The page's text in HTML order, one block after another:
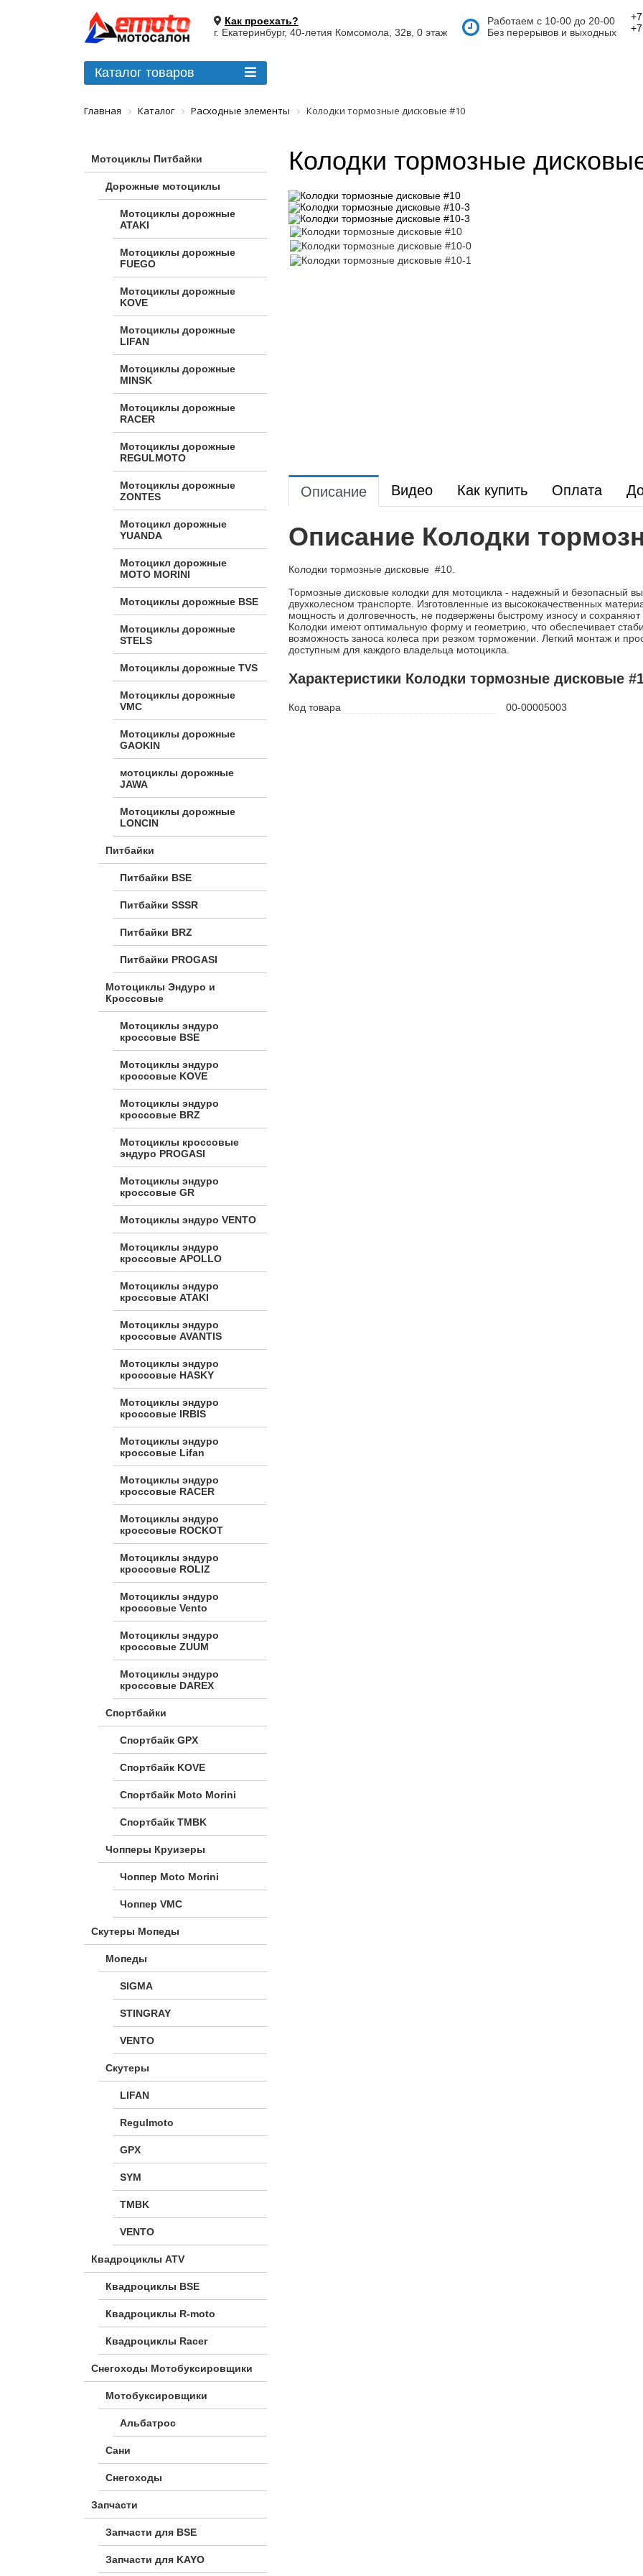
Как проехать?
г. Екатеринбург, 40-летия Комсомола, 32в, 0 этаж
Работаем с 10-00 до 20-00
Без перерывов и выходных
Каталог товаров
Главная Каталог Расходные элементы Колодки тормозные дисковые #10
Мотоциклы Питбайки
Дорожные мотоциклы
Мотоциклы дорожные
ATAKI
Мотоциклы дорожные
FUEGO
Мотоциклы дорожные
KOVE
Мотоциклы дорожные
LIFAN
Мотоциклы дорожные
MINSK
Мотоциклы дорожные
RACER
Мотоциклы дорожные
REGULMOTO
Мотоциклы дорожные
ZONTES
Мотоцикл дорожные
YUANDA
Мотоцикл дорожные
МОТО MORINI
Мотоциклы дорожные BSE
Мотоциклы дорожные
STELS
Мотоциклы дорожные TVS
Мотоциклы дорожные
VMC
Мотоциклы дорожные
GAOKIN
мотоциклы дорожные
JAWA
Мотоциклы дорожные
LONCIN
Питбайки
Питбайки BSE
Питбайки SSSR
Питбайки BRZ
Питбайки PROGASI
Мотоциклы Эндуро и
Кроссовые
Мотоциклы эндуро
кроссовые BSE
Мотоциклы эндуро
кроссовые KOVE
Мотоциклы эндуро
кроссовые BRZ
Мотоциклы кроссовые
эндуро PROGASI
Мотоциклы эндуро
кроссовые GR
Мотоциклы эндуро VENTO
Мотоциклы эндуро
кроссовые APOLLO
Мотоциклы эндуро
кроссовые ATAKI
Мотоциклы эндуро
кроссовые AVANTIS
Мотоциклы эндуро
кроссовые HASKY
Мотоциклы эндуро
кроссовые IRBIS
Мотоциклы эндуро
кроссовые Lifan
Мотоциклы эндуро
кроссовые RACER
Мотоциклы эндуро
кроссовые ROCKOT
Мотоциклы эндуро
кроссовые ROLIZ
Мотоциклы эндуро
кроссовые Vento
Мотоциклы эндуро
кроссовые ZUUM
Мотоциклы эндуро
кроссовые DAREX
Спортбайки
Спортбайк GPX
Спортбайк KOVE
Спортбайк Moto Morini
Спортбайк TMBK
Чопперы Круизеры
Чоппер Moto Morini
Чоппер VMC
Скутеры Мопеды
Мопеды
SIGMA
STINGRAY
VENTO
Скутеры
LIFAN
Regulmoto
GPX
SYM
TMBK
VENTO
Квадроциклы ATV
Квадроциклы BSE
Квадроциклы R-moto
Квадроциклы Racer
Снегоходы Мотобуксировщики
Мотобуксировщики
Альбатрос
Сани
Снегоходы
Запчасти
Запчасти для BSE
Запчасти для KAYO
Колодки тормозные
Описание Видео Как купить Оплата
Описание Колодки
Колодки тормозные дисковые #10.
Тормозные дисковые колодки для мотоцикла - надежный и безопасный
двухколесном транспорте. Изготовленные из высококачественных
мощность и долговечность, не подвержены быстрому износу и
Колодки имеют оптимальную форму и геометрию, что обеспечивает
возможность заноса колеса при резком торможении. Легкий монтаж и
доступным для каждого владельца мотоцикла.
Характеристики Колодки тормозные дисковые
Код товара 00-00005003